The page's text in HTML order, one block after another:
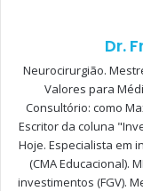
FINANÇAS
BONS
Dr.
Neurocirurgião.
Valores para
Consultório: como
Escritor da coluna
Hoje. Especialista em
(CMA Educacional).
investimentos (FGV).